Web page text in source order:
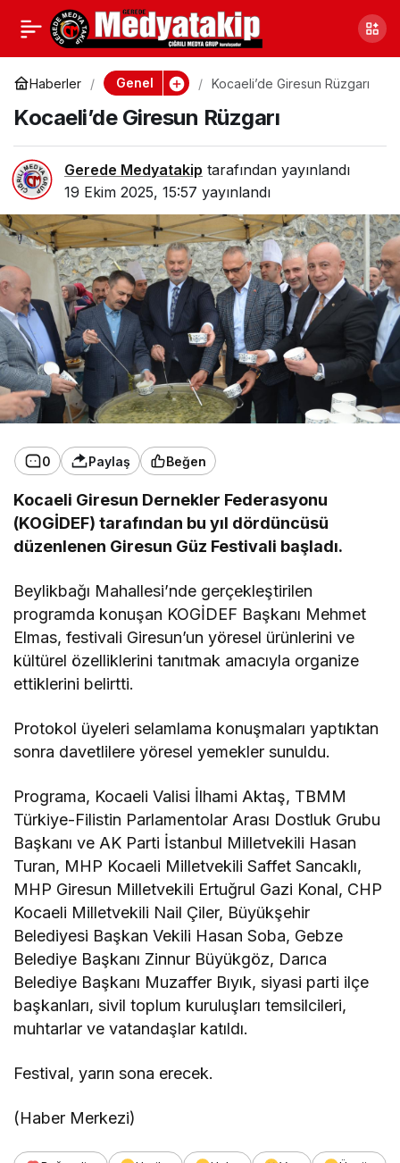
Haberler Genel Kocaeli’de Giresun Rüzgarı
Kocaeli’de Giresun Rüzgarı
Gerede Medyatakip tarafından yayınlandı
19 Ekim 2025, 15:57 yayınlandı
0 Paylaş Beğen
Kocaeli Giresun Dernekler Federasyonu
(KOGİDEF) tarafından bu yıl dördüncüsü
düzenlenen Giresun Güz Festivali başladı.
Beylikbağı Mahallesi’nde gerçekleştirilen
programda konuşan KOGİDEF Başkanı Mehmet
Elmas, festivali Giresun’un yöresel ürünlerini ve
kültürel özelliklerini tanıtmak amacıyla organize
ettiklerini belirtti.
Protokol üyeleri selamlama konuşmaları yaptıktan
sonra davetlilere yöresel yemekler sunuldu.
Programa, Kocaeli Valisi İlhami Aktaş, TBMM
Türkiye-Filistin Parlamentolar Arası Dostluk Grubu
Başkanı ve AK Parti İstanbul Milletvekili Hasan
Turan, MHP Kocaeli Milletvekili Saffet Sancaklı,
MHP Giresun Milletvekili Ertuğrul Gazi Konal, CHP
Kocaeli Milletvekili Nail Çiler, Büyükşehir
Belediyesi Başkan Vekili Hasan Soba, Gebze
Belediye Başkanı Zinnur Büyükgöz, Darıca
Belediye Başkanı Muzaffer Bıyık, siyasi parti ilçe
başkanları, sivil toplum kuruluşları temsilcileri,
muhtarlar ve vatandaşlar katıldı.
Festival, yarın sona erecek.
(Haber Merkezi)
Samsun Vezirköprü’de
Kaybolan Çiftçi Bulundu
Paylaş